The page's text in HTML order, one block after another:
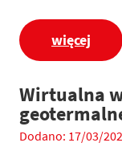
więcej
Wirtualna
Dodano: 17/03/